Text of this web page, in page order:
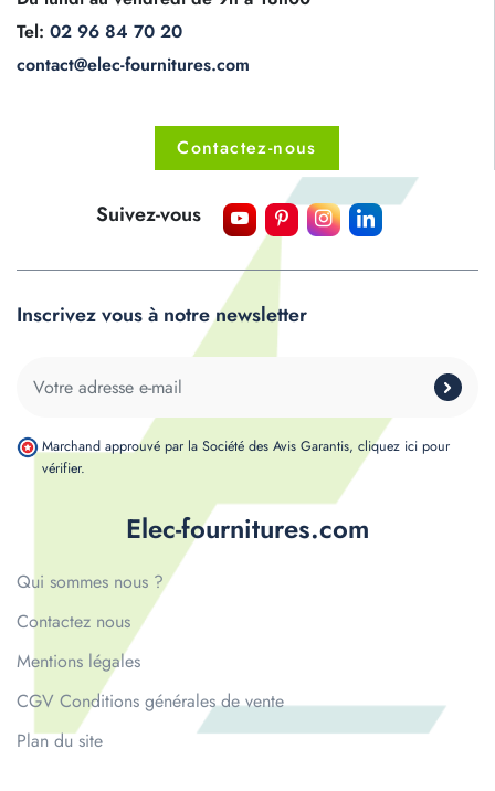
Tel: 02 96 84 70 20
contact@elec-fournitures.com
Contactez-nous
Elec-fournitures.com
Qui sommes nous ?
Contactez nous
Mentions légales
CGV Conditions générales de vente
Plan du site
Suivez-vous
Inscrivez vous à notre newsletter
Marchand approuvé par la Société des Avis Garantis, cliquez ici pour
vérifier.